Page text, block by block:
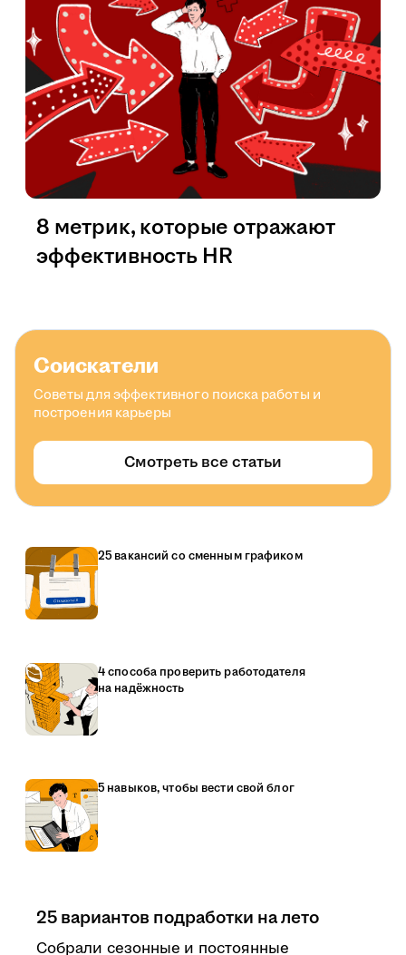
8 метрик, которые отражают
эффективность HR
Соискатели
Советы для эффективного поиска работы и
построения карьеры
Смотреть все статьи
25 вакансий со сменным графиком
4 способа проверить работодателя
на надёжность
5 навыков, чтобы вести свой блог
25 вариантов подработки на лето
Собрали сезонные и постоянные